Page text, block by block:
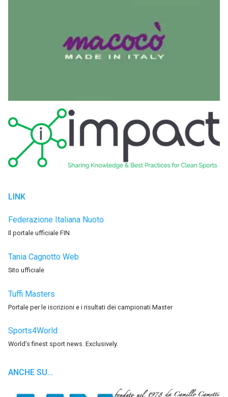
LINK
Federazione Italiana Nuoto
Il portale ufficiale FIN
Tania Cagnotto Web
Sito ufficiale
Tuffi Masters
Portale per le iscrizioni e i risultati dei campionati Master
Sports4World
World’s finest sport news. Exclusively.
ANCHE SU…